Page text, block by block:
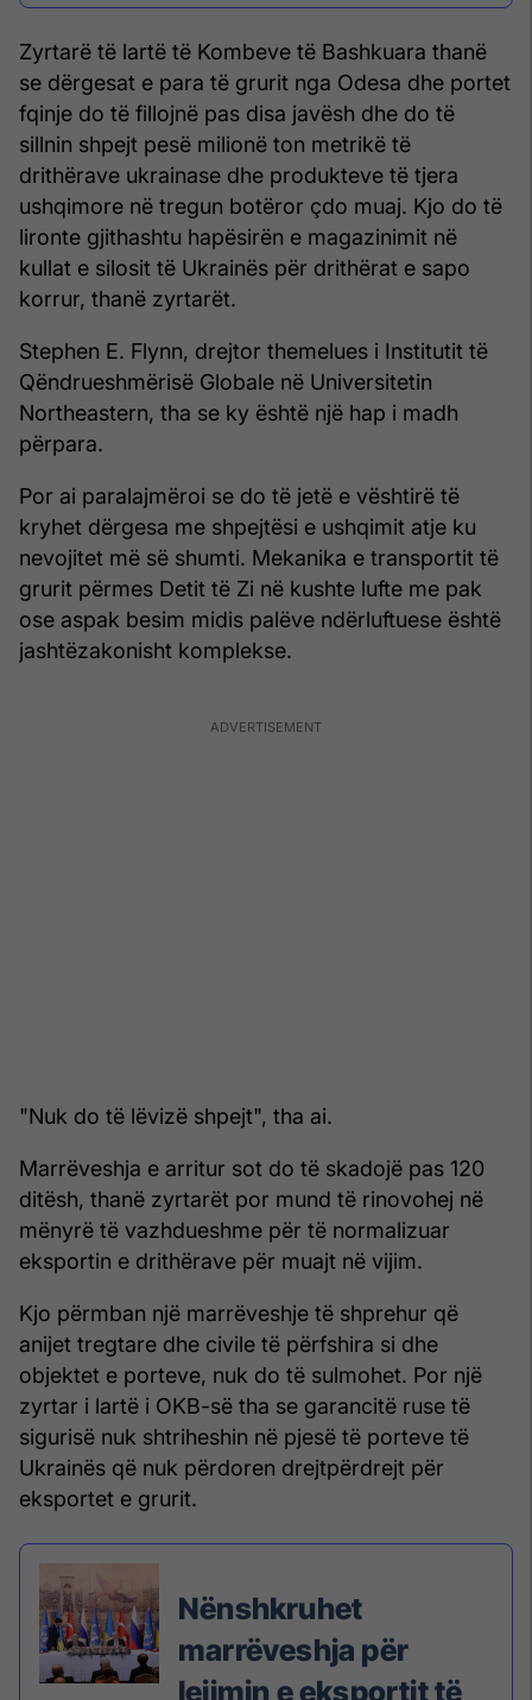
Zyrtarë të lartë të Kombeve të Bashkuara thanë
se dërgesat e para të grurit nga Odesa dhe portet
fqinje do të fillojnë pas disa javësh dhe do të
sillnin shpejt pesë milionë ton metrikë të
drithërave ukrainase dhe produkteve të tjera
ushqimore në tregun botëror çdo muaj. Kjo do të
lironte gjithashtu hapësirën e magazinimit në
kullat e silosit të Ukrainës për drithërat e sapo
korrur, thanë zyrtarët.
Stephen E. Flynn, drejtor themelues i Institutit të
Qëndrueshmërisë Globale në Universitetin
Northeastern, tha se ky është një hap i madh
përpara.
Por ai paralajmëroi se do të jetë e vështirë të
kryhet dërgesa me shpejtësi e ushqimit atje ku
nevojitet më së shumti. Mekanika e transportit të
grurit përmes Detit të Zi në kushte lufte me pak
ose aspak besim midis palëve ndërluftuese është
jashtëzakonisht komplekse.
"Nuk do të lëvizë shpejt", tha ai.
Marrëveshja e arritur sot do të skadojë pas 120
ditësh, thanë zyrtarët por mund të rinovohej në
mënyrë të vazhdueshme për të normalizuar
eksportin e drithërave për muajt në vijim.
Kjo përmban një marrëveshje të shprehur që
anijet tregtare dhe civile të përfshira si dhe
objektet e porteve, nuk do të sulmohet. Por një
zyrtar i lartë i OKB-së tha se garancitë ruse të
sigurisë nuk shtriheshin në pjesë të porteve të
Ukrainës që nuk përdoren drejtpërdrejt për
eksportet e grurit.
Nënshkruhet
marrëveshja për
lejimin e eksportit të